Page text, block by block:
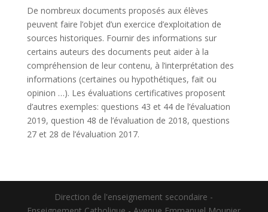
De nombreux documents proposés aux élèves
peuvent faire l’objet d’un exercice d’exploitation de
sources historiques. Fournir des informations sur
certains auteurs des documents peut aider à la
compréhension de leur contenu, à l’interprétation des
informations (certaines ou hypothétiques, fait ou
opinion …). Les évaluations certificatives proposent
d’autres exemples: questions 43 et 44 de l’évaluation
2019, question 48 de l’évaluation de 2018, questions
27 et 28 de l’évaluation 2017.
Direction de l'enseignement secondaire -